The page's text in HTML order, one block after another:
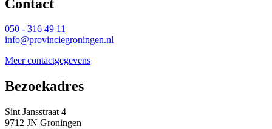
Contact
050 - 316 49 11
info@provinciegroningen.nl
Meer contactgegevens
Bezoekadres
Sint Jansstraat 4
9712 JN Groningen